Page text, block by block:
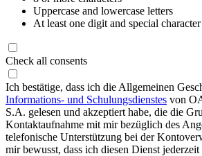
Uppercase and lowercase letters
At least one digit and special character
Check all consents
Ich bestätige, dass ich die Allgemeinen
Informations- und Schulungsdienstes von
S.A. gelesen und akzeptiert habe, die die
Kontaktaufnahme mit mir bezüglich des
telefonische Unterstützung bei der
mir bewusst, dass ich diesen Dienst jederzeit